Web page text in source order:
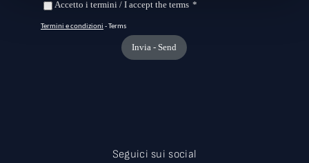
Seguici sui social